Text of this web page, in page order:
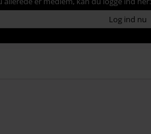
Log ind nu